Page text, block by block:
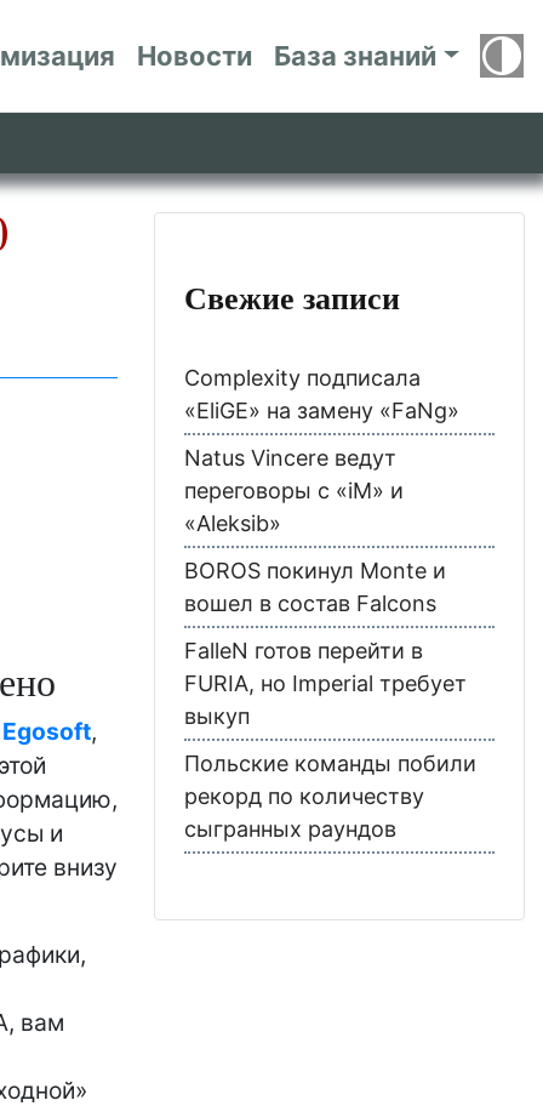
Новости База знаний
Egosoft,
и
внизу
вам
Свежие записи
Complexity подписала
«EliGE» на замену «FaNg»
Natus Vincere ведут
переговоры с «iM» и
«Aleksib»
BOROS покинул Monte и
вошел в состав Falcons
FalleN готов перейти в
FURIA, но Imperial требует
выкуп
Польские команды побили
рекорд по количеству
сыгранных раундов